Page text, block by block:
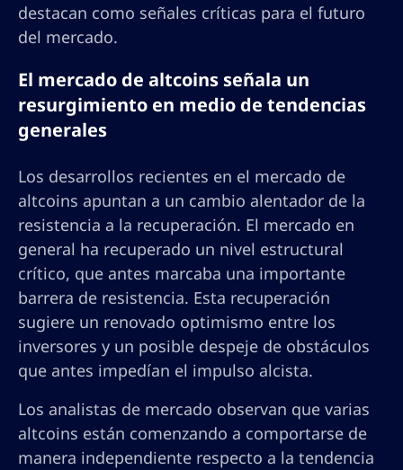
destacan como señales críticas para el futuro
del mercado.
El mercado de altcoins señala un
resurgimiento en medio de tendencias
generales
Los desarrollos recientes en el mercado de
altcoins apuntan a un cambio alentador de la
resistencia a la recuperación. El mercado en
general ha recuperado un nivel estructural
crítico, que antes marcaba una importante
barrera de resistencia. Esta recuperación
sugiere un renovado optimismo entre los
inversores y un posible despeje de obstáculos
que antes impedían el impulso alcista.
Los analistas de mercado observan que varias
altcoins están comenzando a comportarse de
manera independiente respecto a la tendencia